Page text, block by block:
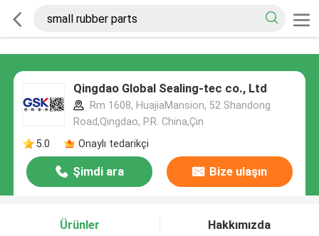
Qingdao Global Sealing-tec co., Ltd
Rm 1608, HuajiaMansion, 52 Shandong
Road,Qingdao, P.R. China,Çin
5.0
Onaylı tedarikçi
Şimdi ara Bize ulaşın
Ürünler Hakkımızda